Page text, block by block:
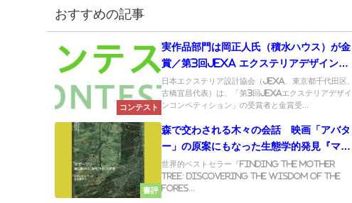
おすすめの記事
コンテスト
実作品部門は岡正人氏（積水ハウス）が金
賞／第3回JEXA エクステリアデザインコ
ンペティション
日本エクステリア設計協会（JEXA、東京都千代田区、
古橋宜昌代表）は、「第3回JEXAエクステリアデザイ
ンコンペティション」の受賞者と金賞受...
書評
森で交わされる木々の会話 映画「アバタ
ー」の原案にもなった生態学的発見『マザ
ーツリー』
世界的ベストセラー『Finding the Mother
Tree: Discovering the Wisdom of the
Fores...